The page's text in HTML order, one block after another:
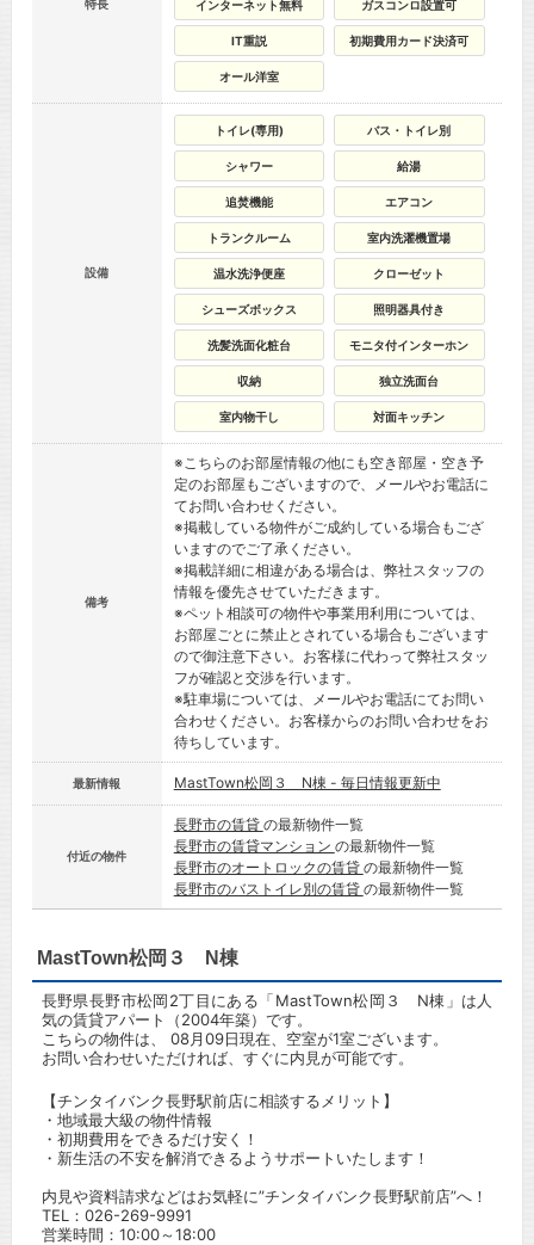
特長 インターネット無料 ガスコンロ設置可
IT重説 初期費用カード決済可
オール洋室
設備
トイレ(専用) バス・トイレ別
シャワー 給湯
追焚機能 エアコン
トランクルーム 室内洗濯機置場
温水洗浄便座 クローゼット
シューズボックス 照明器具付き
洗髪洗面化粧台 モニタ付インターホン
収納 独立洗面台
室内物干し 対面キッチン
備考
※こちらのお部屋情報の他にも空き部屋・空き予
定のお部屋もございますので、メールやお電話に
てお問い合わせください。
※掲載している物件がご成約している場合もござ
いますのでご了承ください。
※掲載詳細に相違がある場合は、弊社スタッフの
情報を優先させていただきます。
※ペット相談可の物件や事業用利用については、
お部屋ごとに禁止とされている場合もございます
ので御注意下さい。お客様に代わって弊社スタッ
フが確認と交渉を行います。
※駐車場については、メールやお電話にてお問い
合わせください。お客様からのお問い合わせをお
待ちしています。
最新情報 MastTown松岡３ N棟 - 毎日情報更新中
付近の物件
長野市の賃貸 の最新物件一覧
長野市の賃貸マンション の最新物件一覧
長野市のオートロックの賃貸 の最新物件一覧
長野市のバストイレ別の賃貸 の最新物件一覧
MastTown松岡３ N棟
長野県長野市松岡2丁目にある「MastTown松岡３ N棟」は人
気の賃貸アパート（2004年築）です。
こちらの物件は、 08月09日現在、空室が1室ございます。
お問い合わせいただければ、すぐに内見が可能です。
【チンタイバンク長野駅前店に相談するメリット】
・地域最大級の物件情報
・初期費用をできるだけ安く！
・新生活の不安を解消できるようサポートいたします！
内見や資料請求などはお気軽に”チンタイバンク長野駅前店”へ！
TEL： 026-269-9991
営業時間：10:00～18:00